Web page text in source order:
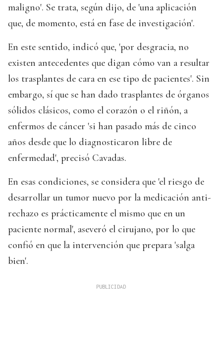
maligno'. Se trata, según dijo, de 'una aplicación
que, de momento, está en fase de investigación'.
En este sentido, indicó que, 'por desgracia, no
existen antecedentes que digan cómo van a resultar
los trasplantes de cara en ese tipo de pacientes'. Sin
embargo, sí que se han dado trasplantes de órganos
sólidos clásicos, como el corazón o el riñón, a
enfermos de cáncer 'si han pasado más de cinco
años desde que lo diagnosticaron libre de
enfermedad', precisó Cavadas.
En esas condiciones, se considera que 'el riesgo de
desarrollar un tumor nuevo por la medicación anti-
rechazo es prácticamente el mismo que en un
paciente normal', aseveró el cirujano, por lo que
confió en que la intervención que prepara 'salga
bien'.